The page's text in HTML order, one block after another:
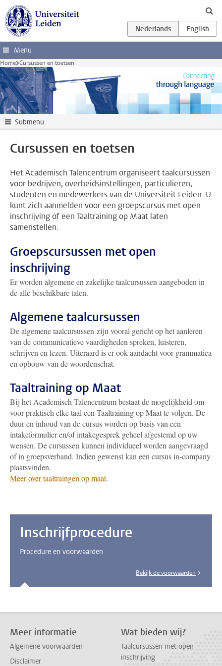
Ga direct naar de inhoud
Menu
Home Cursussen en toetsen
Submenu
Cursussen en toetsen
Het Academisch Talencentrum organiseert taalcursussen
voor bedrijven, overheidsinstellingen, particulieren,
studenten en medewerkers van de Universiteit Leiden. U
kunt zich aanmelden voor een groepscursus met open
inschrijving of een Taaltraining op Maat laten
samenstellen.
Groepscursussen met open
inschrijving
Er worden algemene en zakelijke taalcursussen aangeboden in
de alle beschikbare talen.
Algemene taalcursussen
De algemene taalcursussen zijn vooral gericht op het aanleren
van de communicatieve vaardigheden spreken, luisteren,
schrijven en lezen. Uiteraard is er ook aandacht voor grammatica
en opbouw van de woordenschat.
Taaltraining op Maat
Bij het Academisch Talencentrum bestaat de mogelijkheid om
voor praktisch elke taal een Taaltraining op Maat te volgen. De
duur en inhoud van de cursus worden op basis van een
intakeformulier en/of intakegesprek geheel afgestemd op uw
wensen. De cursussen kunnen individueel worden aangevraagd
of in groepsverband. Indien gewenst kan een cursus in-company
plaatsvinden.
Meer over taaltraingen op maat.
Inschrijfprocedure
Procedure en voorwaarden
Bekijk de voorwaarden
Meer informatie
Algemene voorwaarden
Disclaimer
Wat bieden wij?
Taalcursussen met open
inschrijving